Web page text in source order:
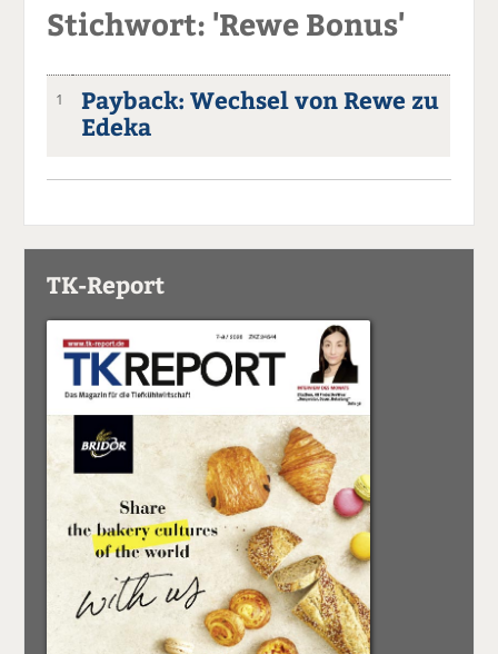
Stichwort: 'Rewe Bonus'
1
Payback: Wechsel von Rewe zu
Edeka
TK-Report